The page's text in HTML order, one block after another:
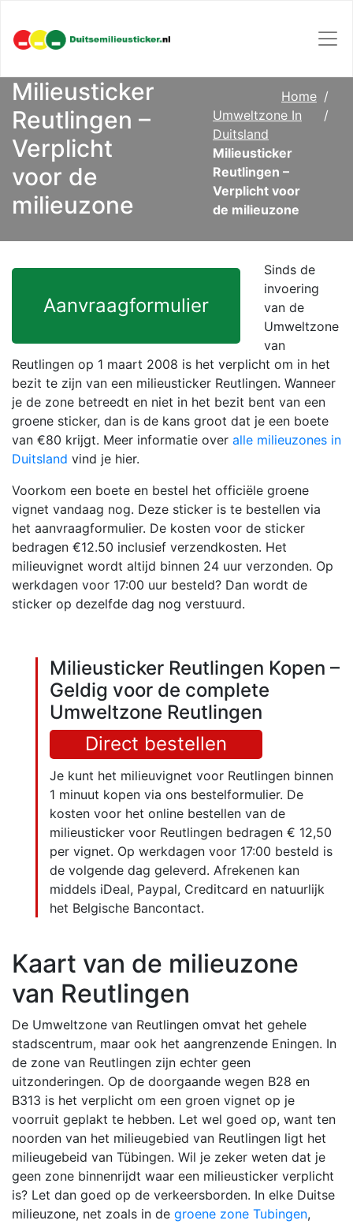
Milieusticker
Reutlingen –
Verplicht
voor de
milieuzone
Home
Umweltzone In
Duitsland
Milieusticker
Reutlingen –
Verplicht voor
de milieuzone
Aanvraagformulier
Sinds de
invoering
van de
Umweltzone
van
Reutlingen op 1 maart 2008 is het verplicht om in het
bezit te zijn van een milieusticker Reutlingen. Wanneer
je de zone betreedt en niet in het bezit bent van een
groene sticker, dan is de kans groot dat je een boete
van €80 krijgt. Meer informatie over alle milieuzones in
Duitsland vind je hier.
Voorkom een boete en bestel het officiële groene
vignet vandaag nog. Deze sticker is te bestellen via
het aanvraagformulier. De kosten voor de sticker
bedragen €12.50 inclusief verzendkosten. Het
milieuvignet wordt altijd binnen 24 uur verzonden. Op
werkdagen voor 17:00 uur besteld? Dan wordt de
sticker op dezelfde dag nog verstuurd.
Milieusticker Reutlingen Kopen –
Geldig voor de complete
Umweltzone Reutlingen
Direct bestellen
Je kunt het milieuvignet voor Reutlingen binnen
1 minuut kopen via ons bestelformulier. De
kosten voor het online bestellen van de
milieusticker voor Reutlingen bedragen € 12,50
per vignet. Op werkdagen voor 17:00 besteld is
de volgende dag geleverd. Afrekenen kan
middels iDeal, Paypal, Creditcard en natuurlijk
het Belgische Bancontact.
Kaart van de milieuzone
van Reutlingen
De Umweltzone van Reutlingen omvat het gehele
stadscentrum, maar ook het aangrenzende Eningen. In
de zone van Reutlingen zijn echter geen
uitzonderingen. Op de doorgaande wegen B28 en
B313 is het verplicht om een groen vignet op je
voorruit geplakt te hebben. Let wel goed op, want ten
noorden van het milieugebied van Reutlingen ligt het
milieugebeid van Tübingen. Wil je zeker weten dat je
geen zone binnenrijdt waar een milieusticker verplicht
is? Let dan goed op de verkeersborden. In elke Duitse
milieuzone, net zoals in de groene zone Tubingen,